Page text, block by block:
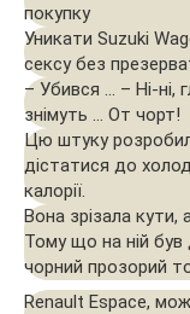
покупку
Уникати Suzuki
сексу без
– Убився … – Ні-ні,
знімуть … От чорт!
Цю штуку
дістатися до
калорії.
Вона зрізала кути,
Тому що на ній
чорний прозорий
Renault Espace,